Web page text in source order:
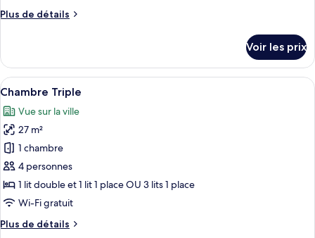
chambre :
Deluxe
Plus de détails
Plus
le
type
de
Chambre
Simple
Deluxe
Voir les prix
Afficher
toutes
les
photos
pour
ce
type
de
chambre :
Chambre
Une chambre à coucher avec un lit,
11
Chambre Triple
Vue sur la ville
27 m²
1 chambre
4 personnes
1 lit double et 1 lit 1 place OU 3 lits 1 place
Wi-Fi gratuit
Plus de détails
Plus